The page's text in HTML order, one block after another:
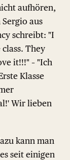
aufhören,
aus
schreibt: "I
They
it!!!" – "Ich
Klasse
Wir lieben
kann man
seit einigen